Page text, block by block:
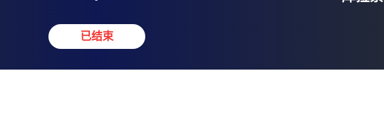
已结束